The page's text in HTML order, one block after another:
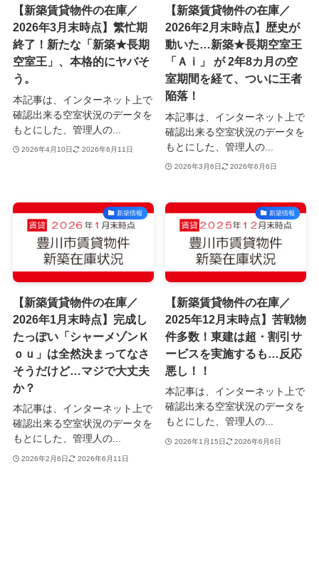
【新築賃貸物件の在庫／
2026年3月末時点】繁忙期
終了！新たな「新築★長期
空室王」、本格的にヤバそ
う。
本記事は、インターネット上で
確認出来る空室状況のデータを
もとにした、管理人の...
2026年4月10日 2026年6月11日
【新築賃貸物件の在庫／
2026年2月末時点】歴史が
動いた…新築★長期空室王
「Ａｉ」 が 2年8カ月の空
室期間を経て、ついに王者
陥落！
本記事は、インターネット上で
確認出来る空室状況のデータを
もとにした、管理人の...
2026年3月6日 2026年6月6日
新築情報
【新築賃貸物件の在庫／
2026年1月末時点】完成し
たっぽい「シャーメゾンＫ
ｏｕ」は全然決まってなさ
そうだけど…マジで大丈夫
か？
本記事は、インターネット上で
確認出来る空室状況のデータを
もとにした、管理人の...
2026年2月6日 2026年6月11日
新築情報
【新築賃貸物件の在庫／
2025年12月末時点】苦戦物
件多数！東建は超・割引サ
ービスを実施するも…反応
悪し！！
本記事は、インターネット上で
確認出来る空室状況のデータを
もとにした、管理人の...
2026年1月15日 2026年6月6日